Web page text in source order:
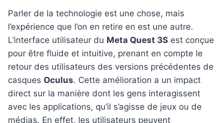
Parler de la technologie est une chose, mais
l’expérience que l’on en retire en est une autre.
L’interface utilisateur du Meta Quest 3S est conçue
pour être fluide et intuitive, prenant en compte le
retour des utilisateurs des versions précédentes de
casques Oculus. Cette amélioration a un impact
direct sur la manière dont les gens interagissent
avec les applications, qu’il s’agisse de jeux ou de
médias. En effet, les utilisateurs peuvent